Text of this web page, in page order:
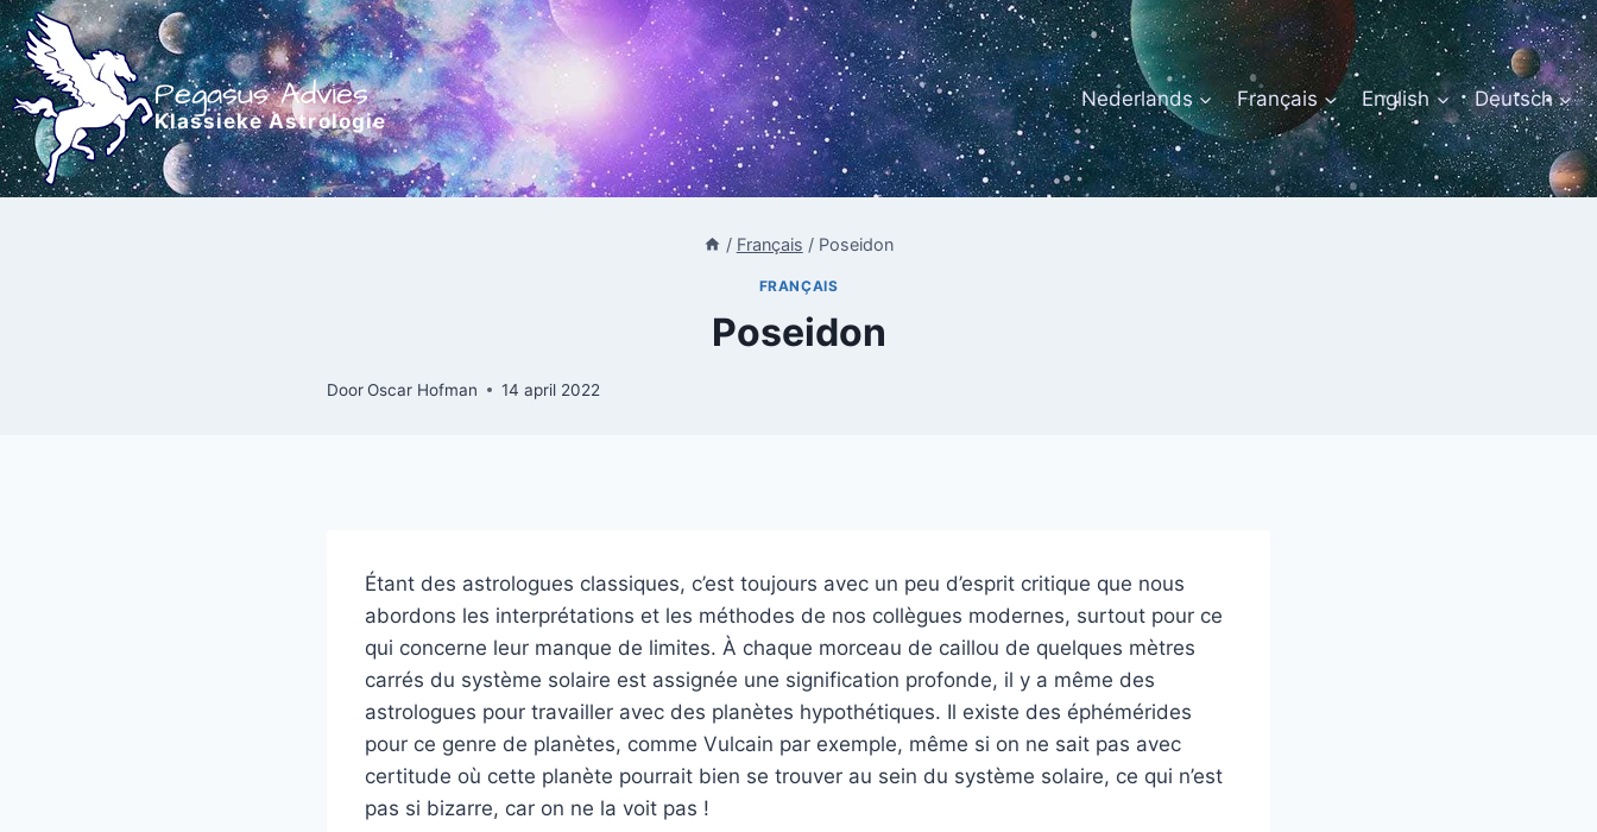
Doorgaan
naar
inhoud
Pegasus Advies
Klassieke Astrologie
Nederlands Français English Deutsch
/ Français / Poseidon
FRANÇAIS
Poseidon
DoorOscar Hofman 14 april 2022
Étant des astrologues classiques, c’est toujours avec un peu d’esprit critique que nous
abordons les interprétations et les méthodes de nos collègues modernes, surtout pour ce
qui concerne leur manque de limites. À chaque morceau de caillou de quelques mètres
carrés du système solaire est assignée une signification profonde, il y a même des
astrologues pour travailler avec des planètes hypothétiques. Il existe des éphémérides
pour ce genre de planètes, comme Vulcain par exemple, même si on ne sait pas avec
certitude où cette planète pourrait bien se trouver au sein du système solaire, ce qui n’est
pas si bizarre, car on ne la voit pas !